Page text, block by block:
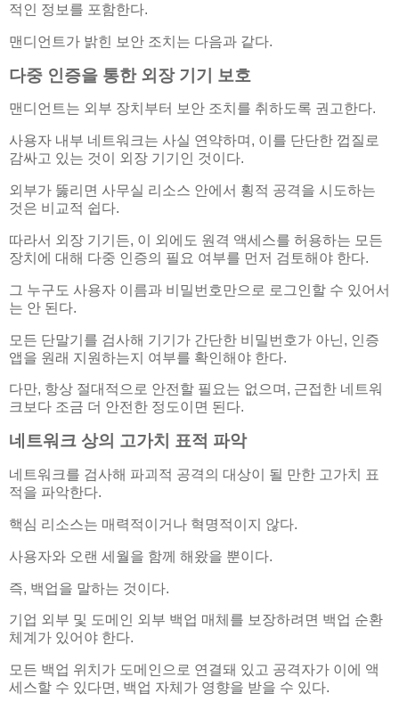
적인 정보를 포함한다.
맨디언트가 밝힌 보안 조치는 다음과 같다.
다중 인증을 통한 외장 기기 보호
맨디언트는 외부 장치부터 보안 조치를 취하도록 권고한다.
사용자 내부 네트워크는 사실 연약하며, 이를 단단한 껍질로
감싸고 있는 것이 외장 기기인 것이다.
외부가 뚫리면 사무실 리소스 안에서 횡적 공격을 시도하는
것은 비교적 쉽다.
따라서 외장 기기든, 이 외에도 원격 액세스를 허용하는 모든
장치에 대해 다중 인증의 필요 여부를 먼저 검토해야 한다.
그 누구도 사용자 이름과 비밀번호만으로 로그인할 수 있어서
는 안 된다.
모든 단말기를 검사해 기기가 간단한 비밀번호가 아닌, 인증
앱을 원래 지원하는지 여부를 확인해야 한다.
다만, 항상 절대적으로 안전할 필요는 없으며, 근접한 네트워
크보다 조금 더 안전한 정도이면 된다.
네트워크 상의 고가치 표적 파악
네트워크를 검사해 파괴적 공격의 대상이 될 만한 고가치 표
적을 파악한다.
핵심 리소스는 매력적이거나 혁명적이지 않다.
사용자와 오랜 세월을 함께 해왔을 뿐이다.
즉, 백업을 말하는 것이다.
기업 외부 및 도메인 외부 백업 매체를 보장하려면 백업 순환
체계가 있어야 한다.
모든 백업 위치가 도메인으로 연결돼 있고 공격자가 이에 액
세스할 수 있다면, 백업 자체가 영향을 받을 수 있다.